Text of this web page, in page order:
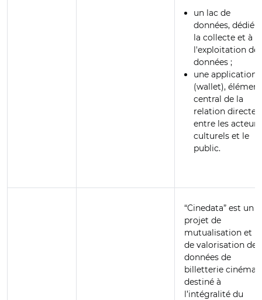
un lac de
données, dédié à
la collecte et à
l'exploitation des
données ;
une application
(wallet), élément
central de la
relation directe
entre les acteurs
culturels et le
public.
“Cinedata” est un
projet de
mutualisation et
de valorisation des
données de
billetterie cinéma,
destiné à
l’intégralité du